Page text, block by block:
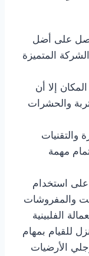
على أضل
المتميزة
إلا أن
والحشرات
والتقنيات
مهمة
استخدام
والمفروشات
الفلبينية
للقيام بمهام
الأرضيات